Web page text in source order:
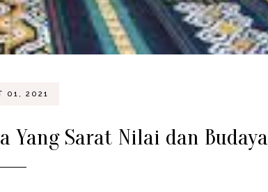
01, 2021
Yang Sarat Nilai dan Budaya